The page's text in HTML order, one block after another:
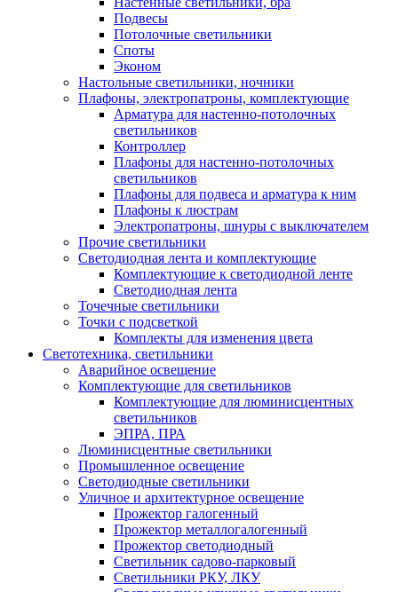
Подвесы
Потолочные светильники
Споты
Эконом
Настольные светильники, ночники
Плафоны, электропатроны, комплектующие
Арматура для настенно-потолочных
светильников
Контроллер
Плафоны для настенно-потолочных
светильников
Плафоны для подвеса и арматура к ним
Плафоны к люстрам
Электропатроны, шнуры с выключателем
Прочие светильники
Светодиодная лента и комплектующие
Комплектующие к светодиодной ленте
Светодиодная лента
Точечные светильники
Точки с подсветкой
Комплекты для изменения цвета
Светотехника, светильники
Аварийное освещение
Комплектующие для светильников
Комплектующие для люминисцентных
светильников
ЭПРА, ПРА
Люминисцентные светильники
Промышленное освещение
Светодиодные светильники
Уличное и архитектурное освещение
Прожектор галогенный
Прожектор металлогалогенный
Прожектор светодиодный
Светильник садово-парковый
Светильники РКУ, ЛКУ